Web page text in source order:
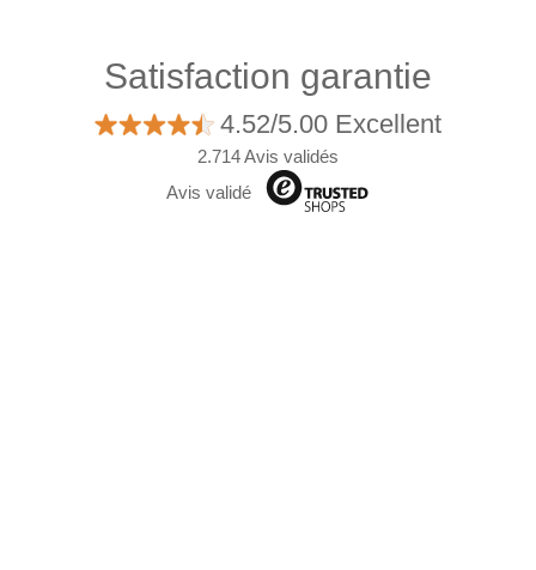
Satisfaction garantie
4.52/5.00 Excellent
2.714 Avis validés
Avis validé